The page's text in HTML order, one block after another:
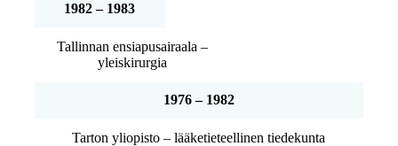
1982 – 1983
Tallinnan ensiapusairaala –
yleiskirurgia
1976 – 1982
Tarton yliopisto – lääketieteellinen tiedekunta